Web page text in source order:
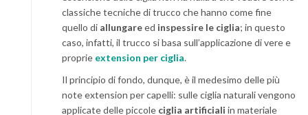
classiche tecniche di trucco che hanno come fine
quello di allungareed inspessire le ciglia; in questo
caso, infatti, il trucco si basa sull’applicazione di vere e
proprie extension per ciglia.
Il principio di fondo, dunque, è il medesimo delle più
note extension per capelli: sulle ciglia naturali vengono
applicate delle piccole ciglia artificiali in materiale